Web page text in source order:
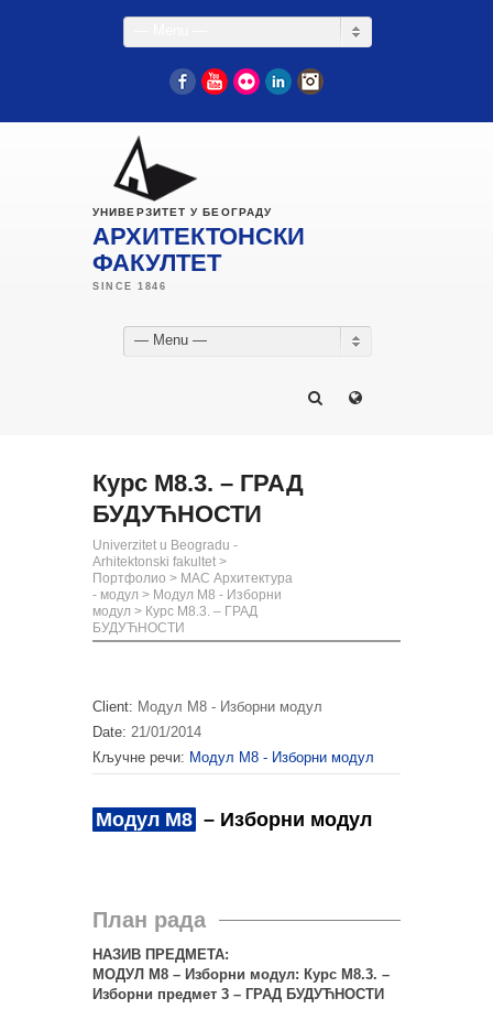
FacebookYouTube
Flickr LinkedIn
УНИВЕРЗИТЕТ У БЕОГРАДУ
АРХИТЕКТОНСКИ
ФАКУЛТЕТ
— Menu —
Курс М8.3. – ГРАД
БУДУЋНОСТИ
Univerzitet u Beogradu -
Arhitektonski fakultet >
Портфолио > МАС Архитектура
- модул > Модул М8 - Изборни
модул > Курс М8.3. – ГРАД
БУДУЋНОСТИ
Client: Модул М8 - Изборни модул
Date: 21/01/2014
Кључне речи: Модул М8 - Изборни модул
Модул М8 – Изборни модул
План рада
НАЗИВ ПРЕДМЕТА:
МОДУЛ М8 – Изборни модул: Курс М8.3. –
Изборни предмет 3 – ГРАД БУДУЋНОСТИ